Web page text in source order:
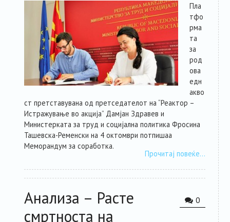
Пла
тфо
рма
та
за
род
ова
едн
акво
ст претставувана од претседателот на “Реактор –
Истражување во акција” Дамјан Здравев и
Министерката за труд и социјална политика Фросина
Ташевска-Ременски на 4 октомври потпишаа
Меморандум за соработка.
Прочитај повеќе…
0
Анализа – Расте
смртноста на